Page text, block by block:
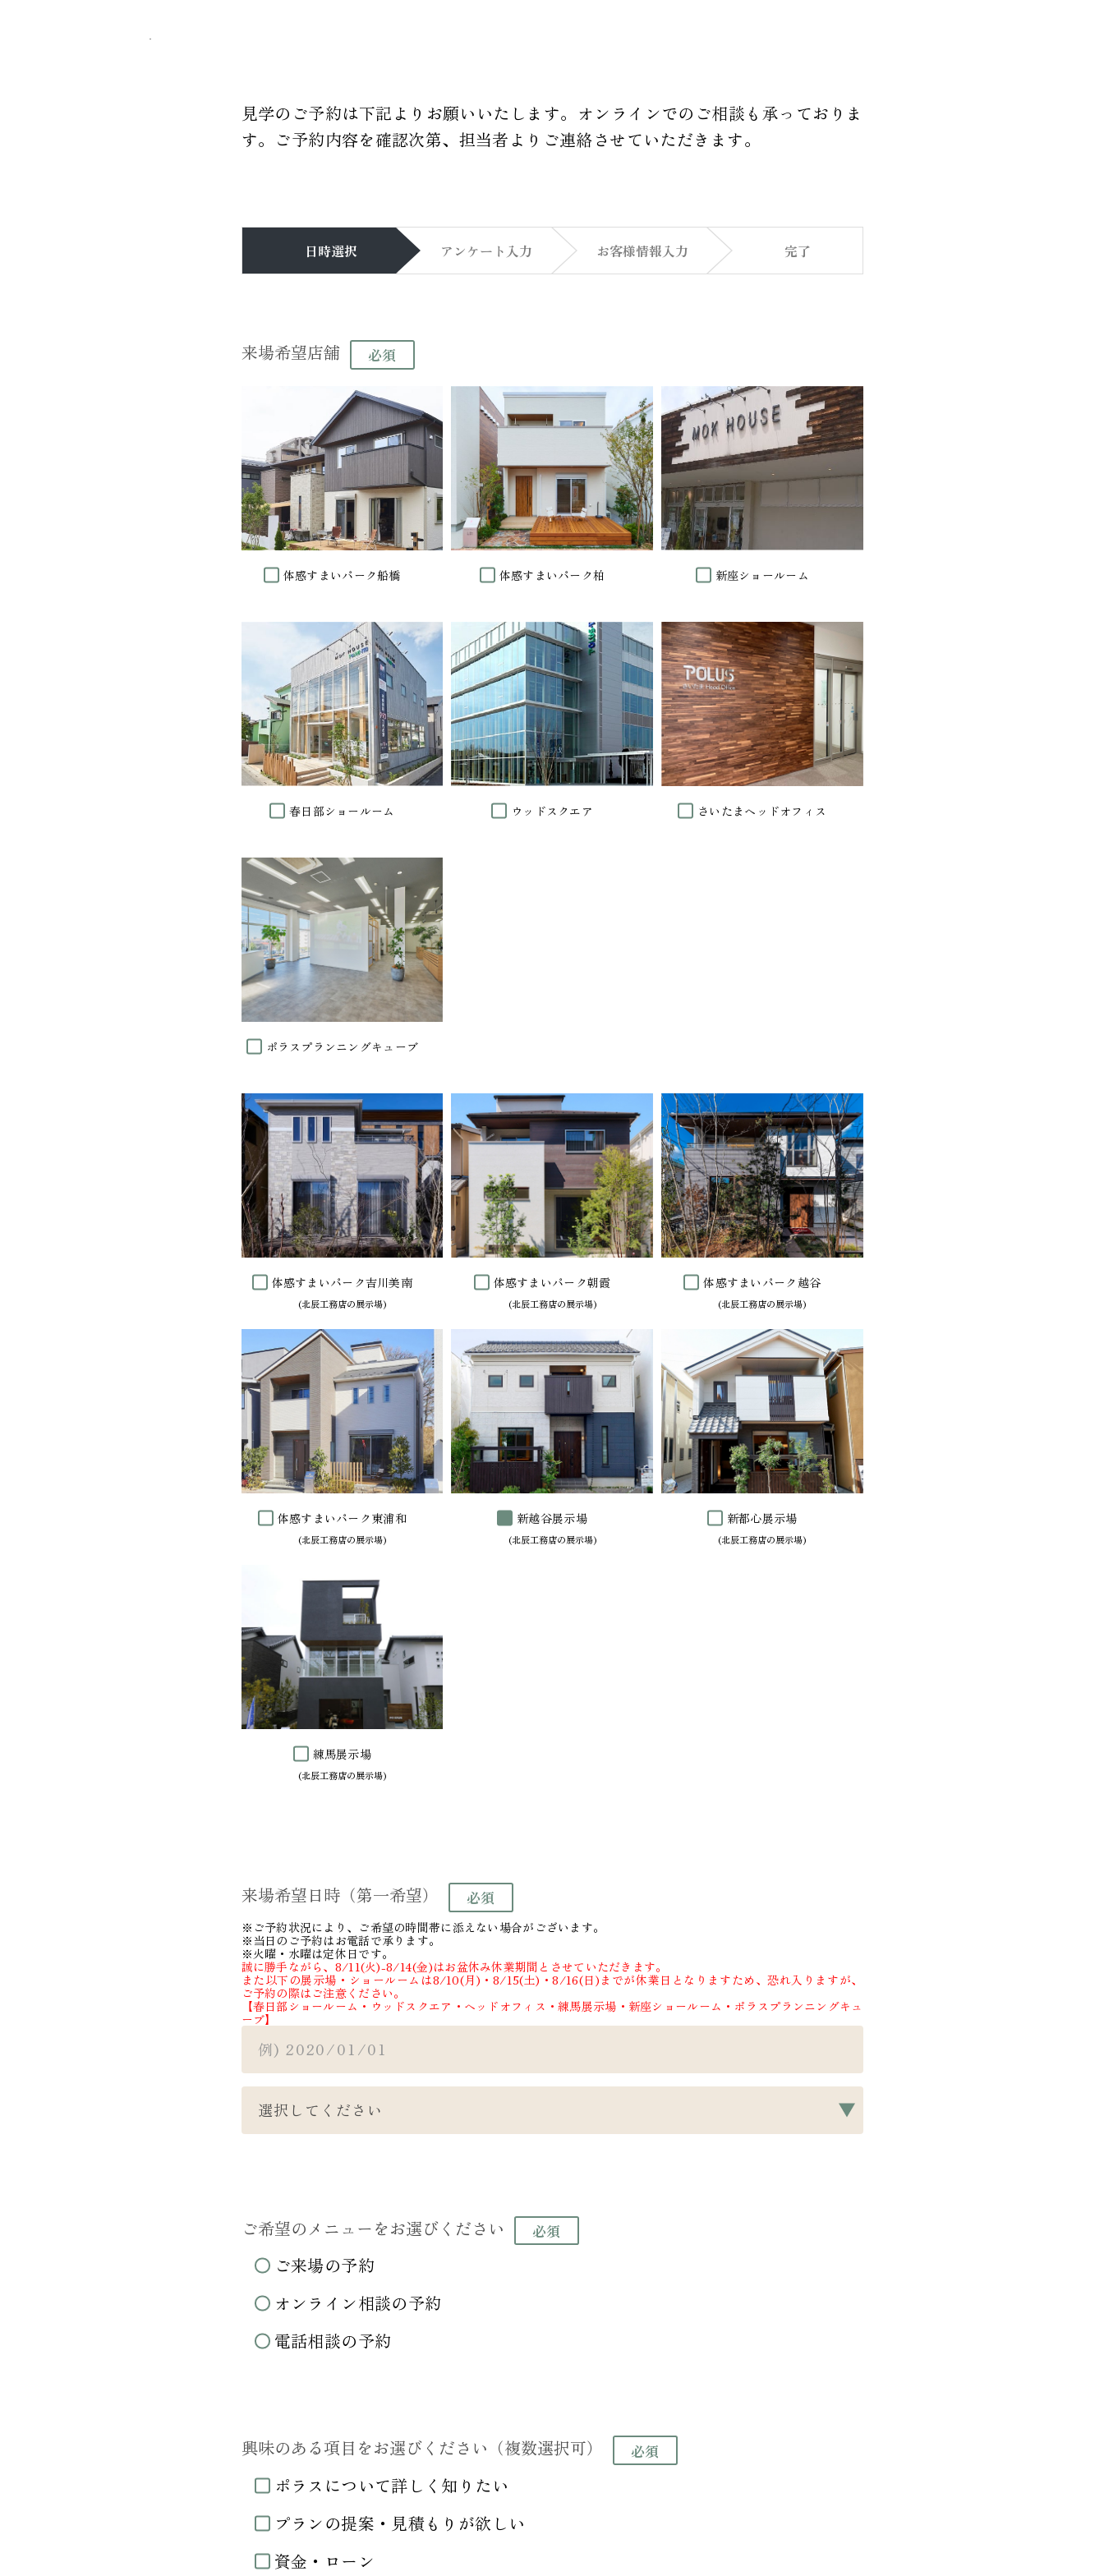
見学のご予約は下記よりお願いいたします。オンラインでのご相談も承っておりま
す。ご予約内容を確認次第、担当者よりご連絡させていただきます。
日時選択 アンケート 入力 お客様情報入力 完了
来場希望店舗
体感すまいパーク船橋 体感すまいパーク柏 新座ショールーム
春日部ショールーム ウッドスクエア さいたまヘッドオフィス
ポラスプランニングキューブ
体感すまいパーク吉川美南 体感すまいパーク朝霞 体感すまいパーク越谷
体感すまいパーク東浦和 新越谷展示場 新都心展示場
練馬展示場
来場希望日時（第一希望）
※ご予約状況により、ご希望の時間帯に添えない場合がございます。
※当日のご予約はお電話で承ります。
※火曜・水曜は定休日です。
誠に勝手ながら、8/11(火)-8/14(金)はお盆休み休業期間とさせていただきます。
また以下の展示場・ショールームは8/10(月)・8/15(土)・8/16(日)までが休業日となりますため、恐れ入りますが、
ご予約の際はご注意ください。
【春日部ショールーム・ウッドスクエア・ヘッドオフィス・練馬展示場・新座ショールーム・ポラスプランニングキュ
ーブ】
ご希望のメニューをお選びください
ご来場の予約
オンライン相談の予約
電話相談の予約
興味のある項目をお選びください（複数選択可）
ポラスについて詳しく知りたい
プランの提案・見積もりが欲しい
資金・ローン